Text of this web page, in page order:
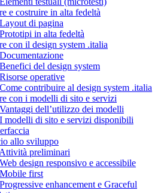
e costruire in alta fedeltà
di pagina
in alta fedeltà
con il design system .italia
del design system
operative
contribuire al design system .italia
con i modelli di sito e servizi
dell’utilizzo dei modelli
modelli di sito e servizi disponibili
allo sviluppo
preliminari
design responsivo e accessibile
first
enhancement e Graceful